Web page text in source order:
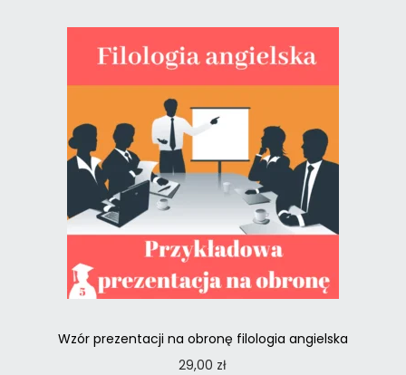
Wzór prezentacji na obronę filologia angielska
29,00 zł